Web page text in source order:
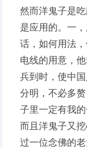
然而洋鬼子是
是应用的。一
话，如何用法
电线的用意，
兵到时，使中
分明，不必多
子里一定有我的
而且洋鬼子又
过一位念佛的